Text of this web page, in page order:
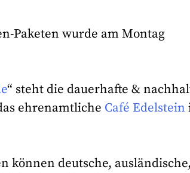
Paketen wurde am Montag
“ steht die dauerhafte &
ehrenamtliche Café Edelstein
können deutsche, ausländische,